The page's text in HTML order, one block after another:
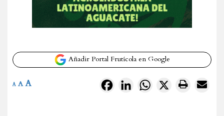
Añadir Portal Frutícola en Google
FacebookLinkedInWhatsApp
X
A A A